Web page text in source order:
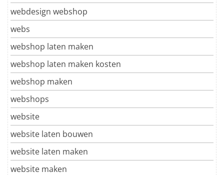
webdesign webshop
webs
webshop laten maken
webshop laten maken kosten
webshop maken
webshops
website
website laten bouwen
website laten maken
website maken